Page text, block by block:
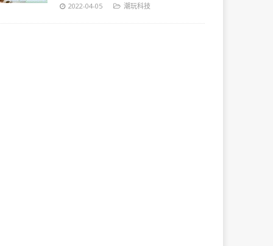
2022-04-05 潮玩科技